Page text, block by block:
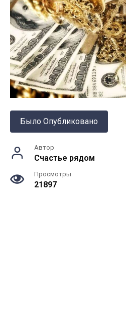
Было Опубликовано
Автор
Счастье рядом
Просмотры
21897